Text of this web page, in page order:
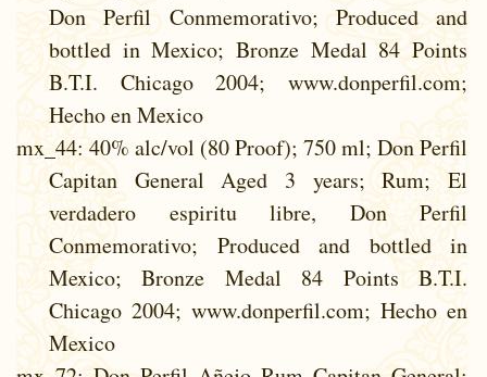
Don Perfil Conmemorativo; Produced and
bottled in Mexico; Bronze Medal 84 Points
B.T.I. Chicago 2004; www.donperfil.com;
Hecho en Mexico
mx_44: 40% alc/vol (80 Proof); 750 ml; Don Perfil
Capitan General Aged 3 years; Rum; El
verdadero espiritu libre, Don Perfil
Conmemorativo; Produced and bottled in
Mexico; Bronze Medal 84 Points B.T.I.
Chicago 2004; www.donperfil.com; Hecho en
Mexico